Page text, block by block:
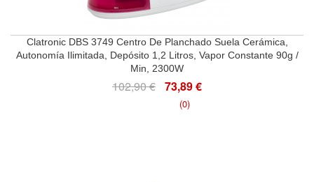
Clatronic DBS 3749 Centro De Planchado Suela Cerámica,
Autonomía Ilimitada, Depósito 1,2 Litros, Vapor Constante 90g /
Min, 2300W
102,90 € 73,89 €
(0)